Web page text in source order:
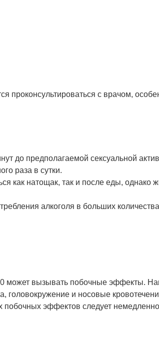
проконсультироваться с врачом,
до предполагаемой сексуальной
раза в сутки.
как натощак, так и после еды,
алкоголя в больших
может вызывать побочные эффекты.
головокружение и носовые
эффектов следует немедленно